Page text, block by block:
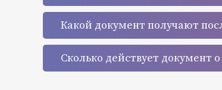
Какой документ получают
Сколько действует